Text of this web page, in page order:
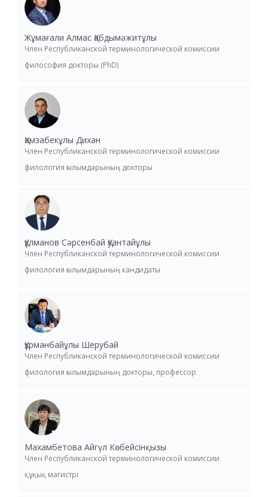
Жұмағали Алмас Қабдымәжитұлы
Член Республиканской терминологической комиссии
философия докторы (PhD)
Қамзабекұлы Дихан
Член Республиканской терминологической комиссии
филология ғылымдарының докторы
Құлманов Сәрсенбай Қуантайұлы
Член Республиканской терминологической комиссии
филология ғылымдарының кандидаты
Құрманбайұлы Шерубай
Член Республиканской терминологической комиссии
филология ғылымдарының докторы, профессор
Махамбетова Айгүл Көбейсінқызы
Член Республиканской терминологической комиссии
құқық магистрі